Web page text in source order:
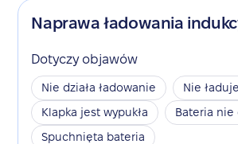
Naprawa ładowania
Dotyczy objawów
Nie działa ładowanie
Nie ładuje
Klapka jest wypukła
Bateria nie
Spuchnięta bateria